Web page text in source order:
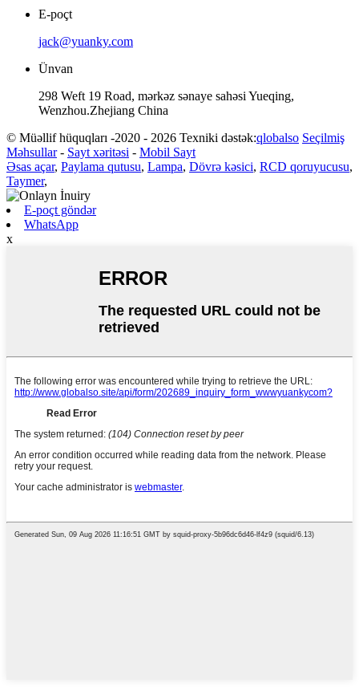
E-poçt
jack@yuanky.com
Ünvan
298 Weft 19 Road, mərkəz sənaye sahəsi Yueqing,
Wenzhou.Zhejiang China
© Müəllif hüquqları -2020 - 2026 Texniki dəstək:qlobalso Seçilmiş
Məhsullar- Sayt xəritəsi - Mobil Sayt
Əsas açar, Paylama qutusu, Lampa, Dövrə kəsici, RCD qoruyucusu,
Taymer,
E-poçt göndər
WhatsApp
x